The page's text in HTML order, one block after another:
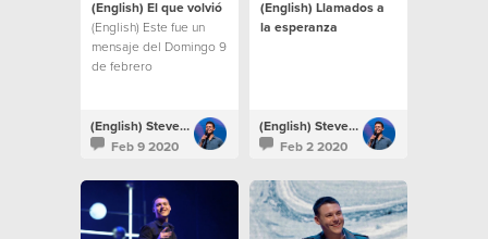
(English) El que volvió
(English) Este fue un
mensaje del Domingo 9
de febrero
(English) Steven Richards
Feb 9 2020
(English) Llamados a
la esperanza
(English) Steven Richards
Feb 2 2020